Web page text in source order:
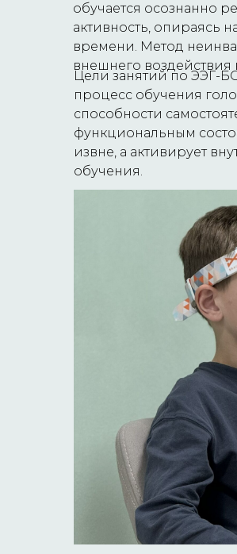
обучается осознанно
активность, опираясь
времени. Метод
внешнего воздействия
Цели занятий по ЭЭГ-
процесс обучения
способности
функциональным
извне, а активирует
обучения.